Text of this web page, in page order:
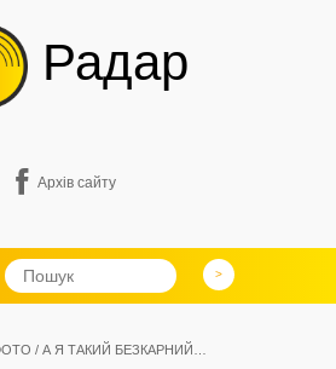
Радар
Архів сайту
/ А Я ТАКИЙ БЕЗКАРНИЙ…